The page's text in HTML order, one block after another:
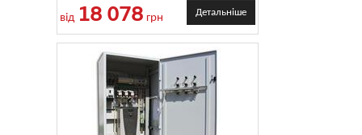
від 18 078 грн Детальніше